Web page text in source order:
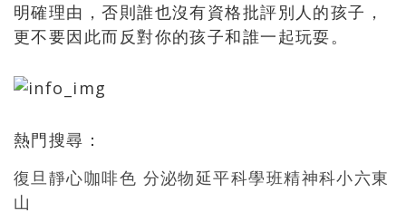
明確理由，否則誰也沒有資格批評別人的孩子，
更不要因此而反對你的孩子和誰一起玩耍。
熱門搜尋：
復旦靜心咖啡色 分泌物延平科學班精神科小六東
山